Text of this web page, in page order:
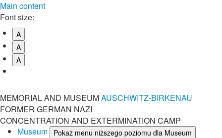
Main content
Font size:
A
A
A
MEMORIAL AND MUSEUMAUSCHWITZ-BIRKENAU
FORMER GERMAN NAZI
CONCENTRATION AND EXTERMINATION CAMP
Museum
Pokaż menu niższego poziomu dla Museum